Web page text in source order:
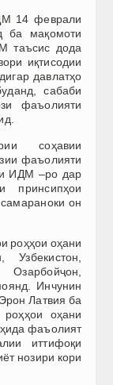
14 феврали
ба мақомоти
таъсис дода
иқтисодии
давлатҳо
сабаби
фаъолияти
соҳавии
фаъолияти
ИДМ –ро дар
принсипҳои
он
роҳҳои оҳани
Узбекистон,
Инчунин
Латвия ба
оҳани
фаъолият
иттифоқи
нозири кори